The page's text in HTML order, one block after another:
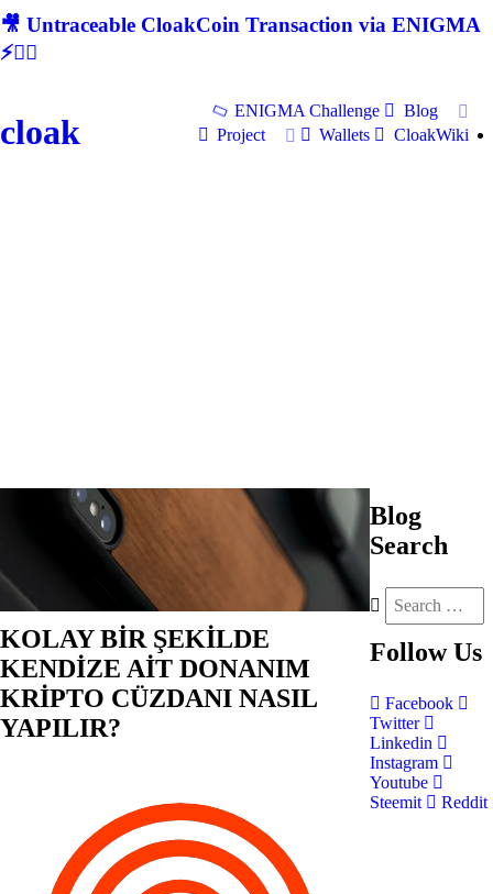
🎥 Untraceable CloakCoin Transaction via ENIGMA
⚡🕵‍♂
cloak
ENIGMA Challenge
Blog
Project
Wallets CloakWiki
KOLAY BİR ŞEKİLDE
KENDİZE AİT DONANIM
KRİPTO CÜZDANI NASIL
YAPILIR?
Blog
Search
Follow Us
Facebook
Twitter
Linkedin
Instagram
Youtube
Steemit
Reddit